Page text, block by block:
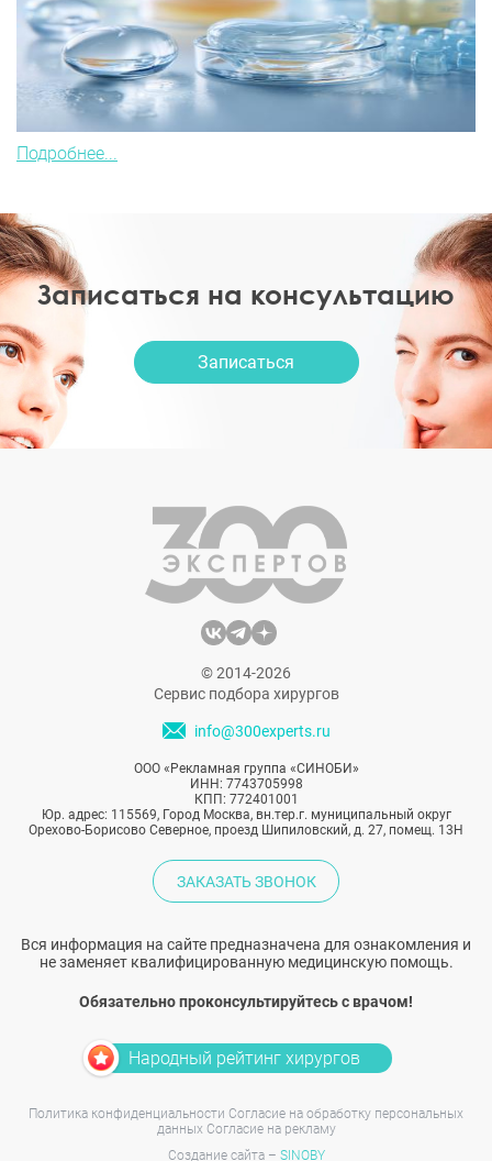
Подробнее...
Записаться на консультацию
Записаться
© 2014-2026
Сервис подбора хирургов
info@300experts.ru
ООО «Рекламная группа «СИНОБИ»
ИНН: 7743705998
КПП: 772401001
Юр. адрес: 115569, Город Москва, вн.тер.г. муниципальный округ
Орехово-Борисово Северное, проезд Шипиловский, д. 27, помещ. 13Н
ЗАКАЗАТЬ ЗВОНОК
Вся информация на сайте предназначена для ознакомления и
не заменяет квалифицированную медицинскую помощь.
Обязательно проконсультируйтесь с врачом!
Народный рейтинг хирургов
Политика конфиденциальности Согласие на обработку персональных
данных Согласие на рекламу
Создание сайта – SINOBY